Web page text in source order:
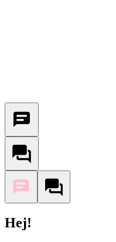
Hej!